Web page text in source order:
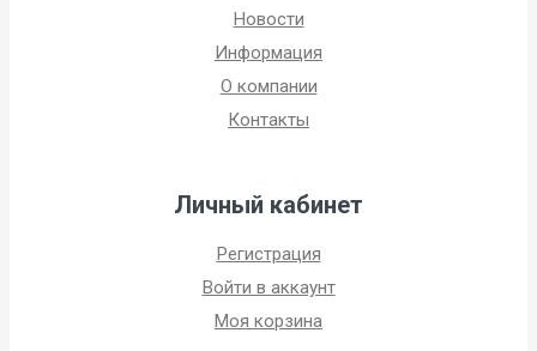
Новости
Информация
О компании
Контакты
Личный кабинет
Регистрация
Войти в аккаунт
Моя корзина